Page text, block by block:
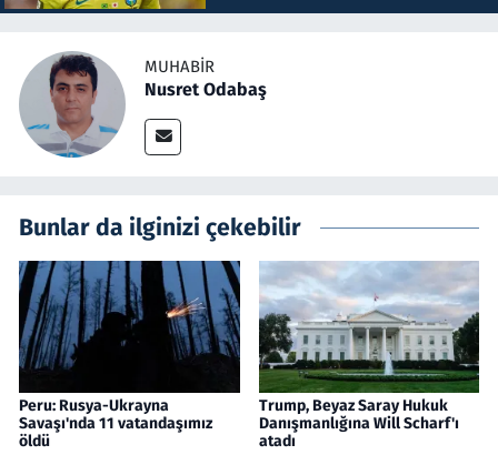
MUHABIR
Nusret Odabaş
Bunlar da ilginizi çekebilir
Peru: Rusya-Ukrayna
Savaşı'nda 11 vatandaşımız
öldü
Trump, Beyaz Saray Hukuk
Danışmanlığına Will Scharf'ı
atadı